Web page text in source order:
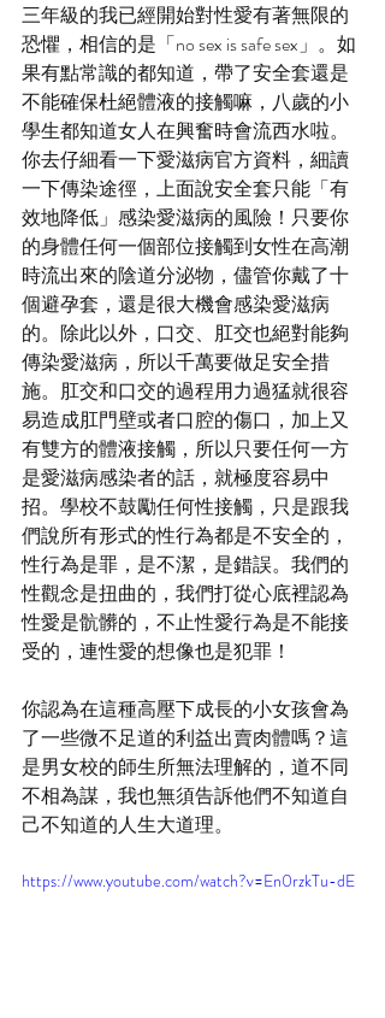
三年級的我已經開始對性愛有著無限的
恐懼，相信的是「no sex is safe sex」。如
果有點常識的都知道，帶了安全套還是
不能確保杜絕體液的接觸嘛，八歲的小
學生都知道女人在興奮時會流西水啦。
你去仔細看一下愛滋病官方資料，細讀
一下傳染途徑，上面說安全套只能「有
效地降低」感染愛滋病的風險！只要你
的身體任何一個部位接觸到女性在高潮
時流出來的陰道分泌物，儘管你戴了十
個避孕套，還是很大機會感染愛滋病
的。除此以外，口交、肛交也絕對能夠
傳染愛滋病，所以千萬要做足安全措
施。肛交和口交的過程用力過猛就很容
易造成肛門壁或者口腔的傷口，加上又
有雙方的體液接觸，所以只要任何一方
是愛滋病感染者的話，就極度容易中
招。學校不鼓勵任何性接觸，只是跟我
們說所有形式的性行為都是不安全的，
性行為是罪，是不潔，是錯誤。我們的
性觀念是扭曲的，我們打從心底裡認為
性愛是骯髒的，不止性愛行為是不能接
受的，連性愛的想像也是犯罪！
你認為在這種高壓下成長的小女孩會為
了一些微不足道的利益出賣肉體嗎？這
是男女校的師生所無法理解的，道不同
不相為謀，我也無須告訴他們不知道自
己不知道的人生大道理。
https://www.youtube.com/watch?v=En0rzkTu-dE